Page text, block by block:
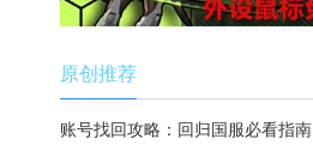
原创推荐
账号找回攻略：回归国服必看指南